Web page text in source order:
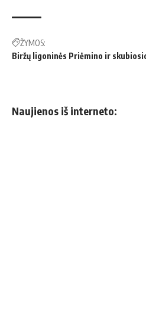
ŽYMOS:
Biržų ligoninės Priėmino ir
Naujienos iš interneto: